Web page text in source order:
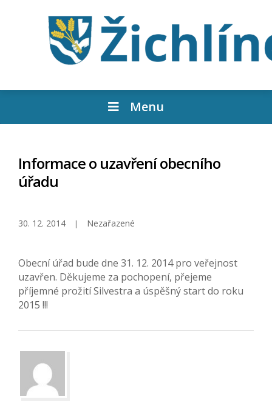
Menu
Informace o uzavření obecního
úřadu
30. 12. 2014 Nezařazené
Obecní úřad bude dne 31. 12. 2014 pro veřejnost
uzavřen. Děkujeme za pochopení, přejeme
příjemné prožití Silvestra a úspěšný start do roku
2015 !!!